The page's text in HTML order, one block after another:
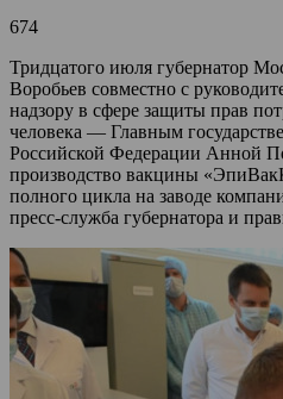
674
Тридцатого июля губернатор
Воробьев совместно с
надзору в сфере защиты прав
человека — Главным
Российской Федерации Анной
производство вакцины
полного цикла на заводе
пресс-служба губернатора и